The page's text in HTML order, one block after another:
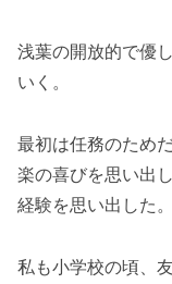
浅葉の開放的で優
いく。
最初は任務のため
楽の喜びを思い出
経験を思い出した。
私も小学校の頃、